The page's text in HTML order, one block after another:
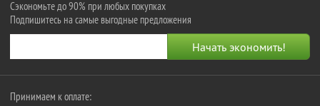
Сэкономьте до 90% при любых покупках
Подпишитесь на самые выгодные предложения
Принимаем к оплате: